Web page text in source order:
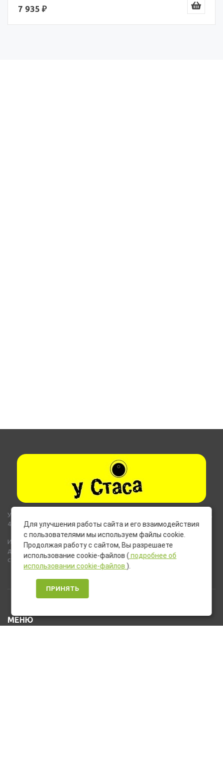
Указанные на сайте цены не являются публичной офертой (ст.435,
437 ГК РФ).
Используемые на сайте изображения товаров могут включать
дополнительное оборудование и компоненты, не входящие в
стандартную комплектацию товара.
МЕНЮ
Для улучшения работы сайта и его взаимодействия
с пользователями мы используем файлы cookie.
Продолжая работу с сайтом, Вы разрешаете
использование cookie-файлов ( подробнее об
использовании cookie-файлов ).
ПРИНЯТЬ